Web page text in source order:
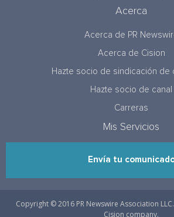
Acerca
Acerca de PR
Acerca de Cision
Hazte socio de sindicación de
Hazte socio de canal
Carreras
Mis Servicios
Envía tu
Copyright © 2016 PR Newswire Association
Cision company.